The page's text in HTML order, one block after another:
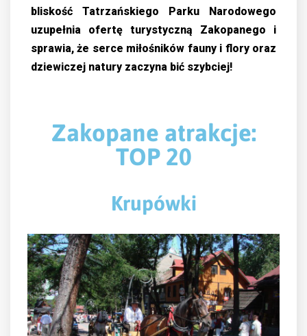
bliskość Tatrzańskiego Parku Narodowego
uzupełnia ofertę turystyczną Zakopanego i
sprawia, że serce miłośników fauny i flory oraz
dziewiczej natury zaczyna bić szybciej!
Zakopane atrakcje:
TOP 20
Krupówki